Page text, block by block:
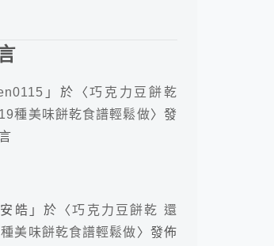
」於〈巧克力豆餅乾
種美味餅乾食譜輕鬆做〉發
皓 」於〈巧克力豆餅乾 還
美味餅乾食譜輕鬆做〉發佈